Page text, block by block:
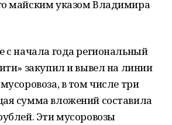
майским указом Владимира
с начала года региональный
закупил и вывел на линии
в том числе три
сумма вложений составила
Эти мусоровозы